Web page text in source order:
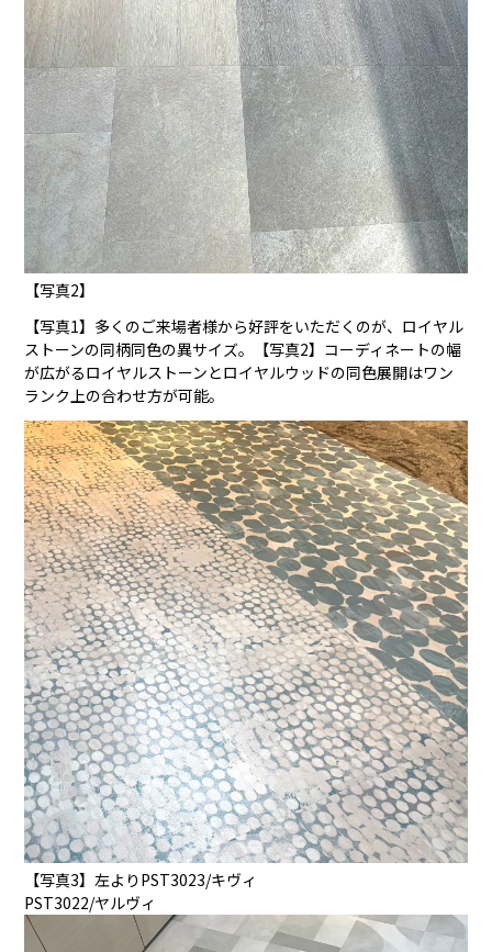
【写真2】
【写真1】多くのご来場者様から好評をいただくのが、ロイヤル
ストーンの同柄同色の異サイズ。【写真2】コーディネートの幅
が広がるロイヤルストーンとロイヤルウッドの同色展開はワン
ランク上の合わせ方が可能。
【写真3】左よりPST3023/キヴィ
PST3022/ヤルヴィ